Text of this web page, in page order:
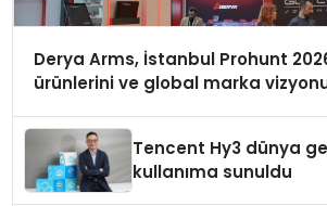
Derya Arms, İstanbul Prohunt
ürünlerini ve global marka
Tencent Hy3 dünya
kullanıma sunuldu